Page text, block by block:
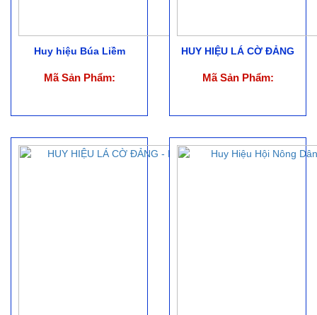
Huy hiệu Búa Liềm
Mã Sản Phẩm:
HUY HIỆU LÁ CỜ ĐẢNG
Mã Sản Phẩm: